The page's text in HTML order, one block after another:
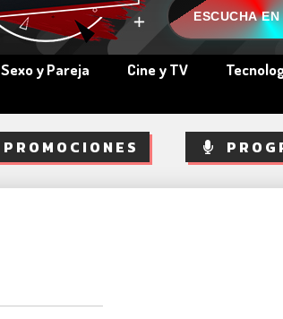
ESCUCHA EN
Sexo y Pareja Cine y TV
PROMOCIONES